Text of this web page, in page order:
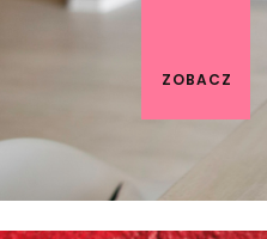
ZOBACZ